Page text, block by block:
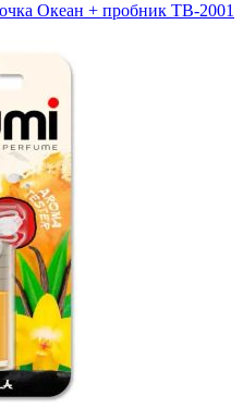
Океан + пробник TB-2001